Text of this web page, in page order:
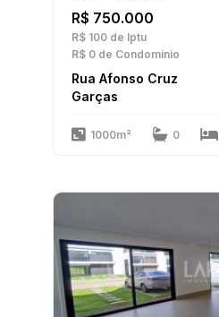
R$ 750.000
R$ 100 de Iptu
R$ 0 de Condomínio
Rua Afonso Cruz
Garças
1000m² 0